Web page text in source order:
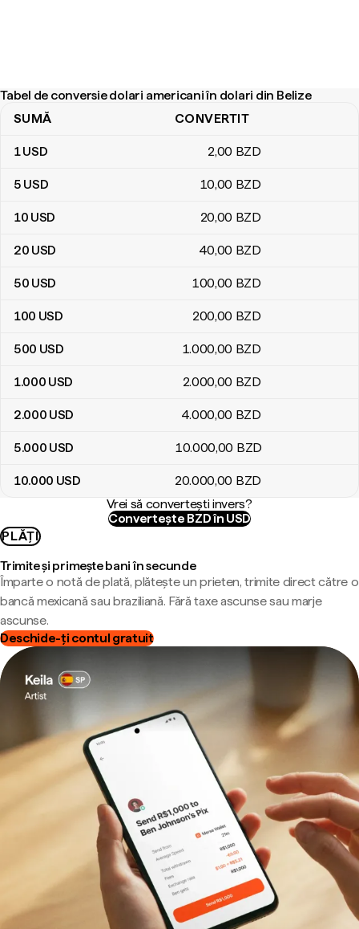
Tabel de conversie dolari americani în dolari din Belize
Tabel de conversie dolari americani în dolari din Belize
SUMĂ CONVERTIT
1USD 2,00 BZD
5 USD 10,00 BZD
10 USD 20,00 BZD
20 USD 40,00 BZD
50 USD 100,00 BZD
100 USD 200,00 BZD
500 USD 1.000,00 BZD
1.000 USD 2.000,00 BZD
2.000 USD 4.000,00 BZD
5.000 USD 10.000,00 BZD
10.000 USD 20.000,00 BZD
Vrei să convertești invers?
Convertește BZD în USD
PLĂȚI
Trimite și primește bani în secunde
Împarte o notă de plată, plătește un prieten, trimite direct către o
bancă mexicană sau braziliană. Fără taxe ascunse sau marje
ascunse.
Deschide-ți contul gratuit